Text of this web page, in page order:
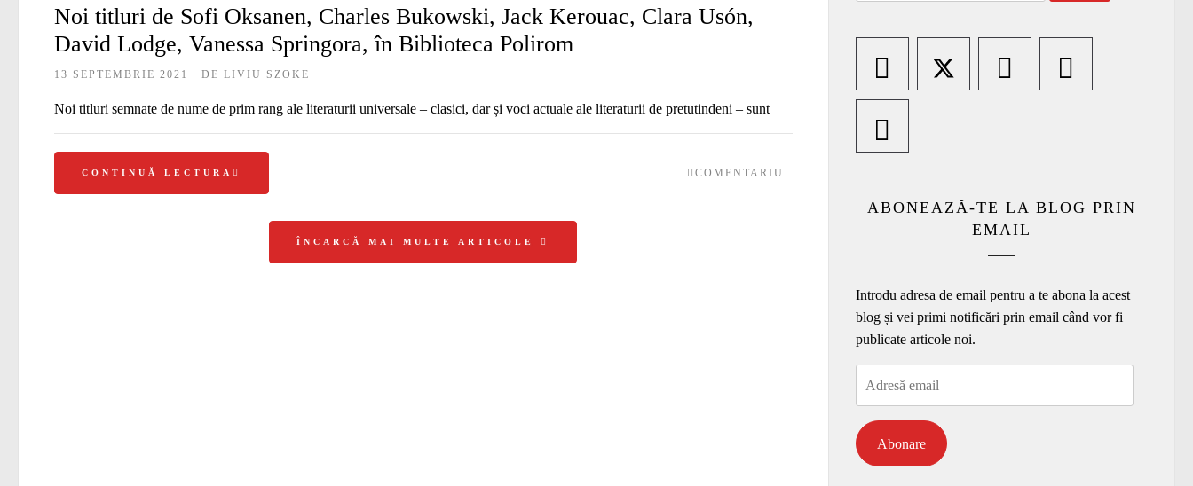
Noi titluri de Sofi Oksanen, Charles Bukowski, Jack Kerouac, Clara Usón,
David Lodge, Vanessa Springora, în Biblioteca Polirom
13 SEPTEMBRIE 2021 DE LIVIU SZOKE
Noi titluri semnate de nume de prim rang ale literaturii universale – clasici, dar și voci actuale ale literaturii de pretutindeni – sunt
CONTINUĂ LECTURA COMENTARIU
ÎNCARCĂ MAI MULTE ARTICOLE
ABONEAZĂ-TE LA BLOG PRIN
EMAIL
Introdu adresa de email pentru a te abona la acest
blog și vei primi notificări prin email când vor fi
publicate articole noi.
Abonare